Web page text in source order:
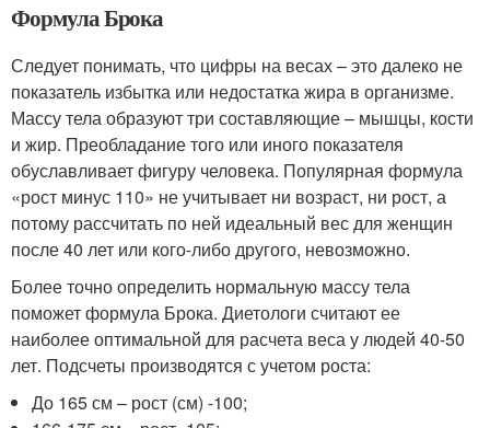
Формула Брока
Следует понимать, что цифры на весах – это далеко не
показатель избытка или недостатка жира в организме.
Массу тела образуют три составляющие – мышцы, кости
и жир. Преобладание того или иного показателя
обуславливает фигуру человека. Популярная формула
«рост минус 110» не учитывает ни возраст, ни рост, а
потому рассчитать по ней идеальный вес для женщин
после 40 лет или кого-либо другого, невозможно.
Более точно определить нормальную массу тела
поможет формула Брока. Диетологи считают ее
наиболее оптимальной для расчета веса у людей 40-50
лет. Подсчеты производятся с учетом роста:
До 165 см – рост (см) -100;